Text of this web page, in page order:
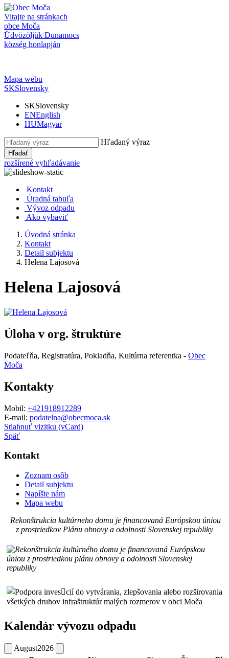
Vitajte na stránkach
obce Moča
Üdvözöljük Dunamocs
község honlapján
Mapa webu
SKSlovensky
SKSlovensky
ENEnglish
HUMagyar
Hľadaný výraz
Hľadať
rozšírené vyhľadávanie
Kontakt
Úradná tabuľa
Vývoz odpadu
Ako vybaviť
Úvodná stránka
Kontakt
Detail subjektu
Helena Lajosová
Helena Lajosová
Úloha v org. štruktúre
Podateľňa, Registratúra, Pokladňa, Kultúrna referentka - Obec
Moča
Kontakty
Mobil: +421918912289
E-mail: podatelna@obecmoca.sk
Stiahnuť vizitku (vCard)
Späť
Kontakt
Zoznam osôb
Detail subjektu
Napíšte nám
Mapa webu
Rekonštrukcia kultúrneho domu je financovaná Európskou úniou
z prostriedkov Plánu obnovy a odolnosti Slovenskej republiky
Kalendár vývozu odpadu
August2026